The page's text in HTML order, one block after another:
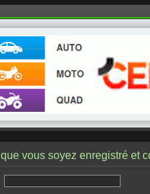
que vous soyez enregistré et